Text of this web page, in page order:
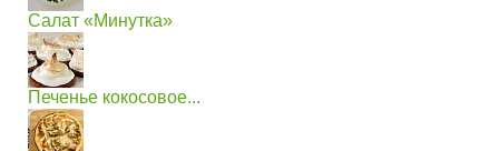
Салат «Минутка»
Печенье кокосовое...